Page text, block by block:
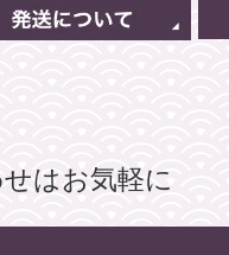
はお気軽に